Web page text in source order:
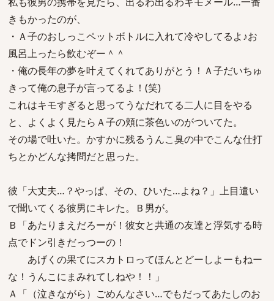
きもかったのが、
・Ａ子のおしっこペットボトルに入れて冷やしてるよ♪お
風呂上ったら飲むぞー＾＾
・俺の長年の夢を叶えてくれてありがとう！Ａ子だいちゅ
きって俺の息子が言ってるよ！(笑)
これはキモすぎると思ってうなだれてる二人に目をやる
と、よくよく見たらＡ子の頬に茶色いのがついてた。
その場で吐いた。かすかに残るうんこ臭の中でこんな仕打
ちとかどんな拷問だと思った。
彼「大丈夫…？やっぱ、その、ひいた…よね？」上目遣い
で聞いてくる彼男にキレた。Ｂ男が。
Ｂ「あたりまえだろーが！彼女と共通の友達と浮気する時
点でドン引きだっつーの！
あげくの果てにスカトロってほんとどーしよーもねー
な！うんこにまみれてしねや！！」
Ａ「（泣きながら）ごめんなさい…でもだってあたしのお